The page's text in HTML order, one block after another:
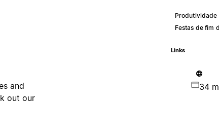
and
out our
Produtividade
Festas de fim
Links
34